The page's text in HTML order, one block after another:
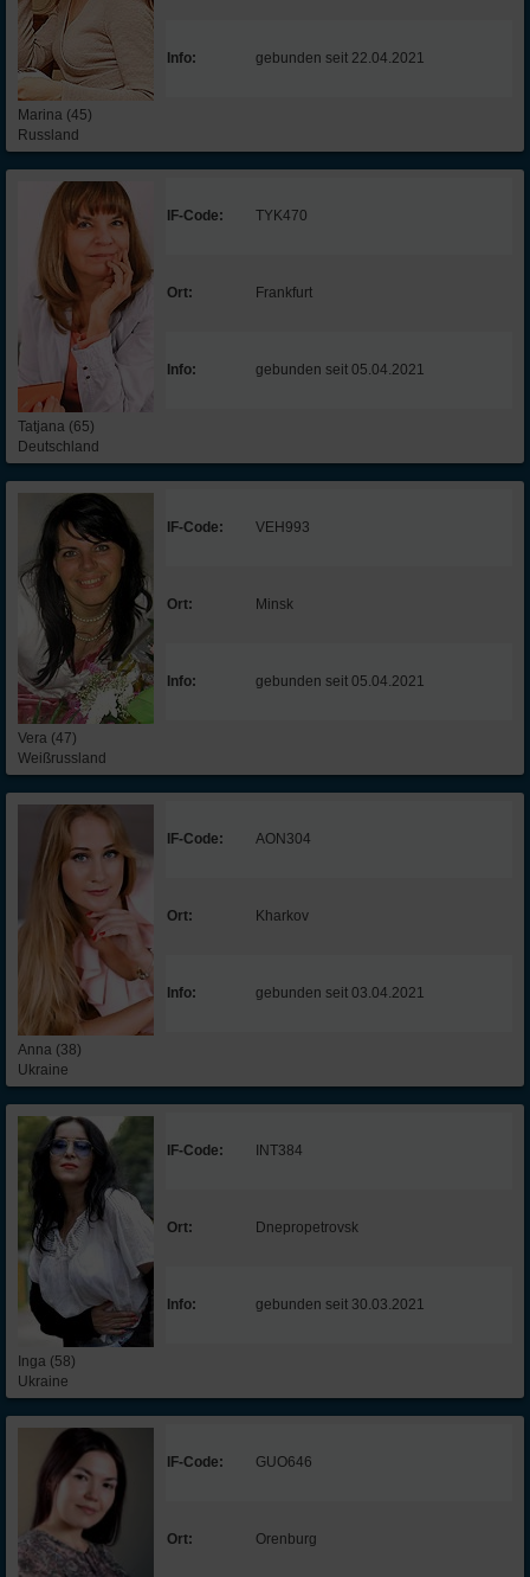
Marina (45)
Russland
Info: gebunden seit 22.04.2021
Tatjana (65)
Deutschland
IF-Code: TYK470
Ort: Frankfurt
Info: gebunden seit 05.04.2021
Vera (47)
Weißrussland
IF-Code: VEH993
Ort: Minsk
Info: gebunden seit 05.04.2021
Anna (38)
Ukraine
IF-Code: AON304
Ort: Kharkov
Info: gebunden seit 03.04.2021
Inga (58)
Ukraine
IF-Code: INT384
Ort: Dnepropetrovsk
Info: gebunden seit 30.03.2021
IF-Code: GUO646
Ort: Orenburg